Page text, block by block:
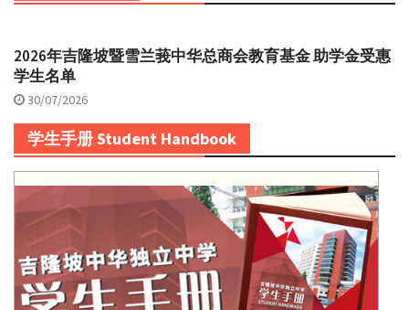
2026年吉隆坡暨雪兰莪中华总商会教育基金 助学金受惠
学生名单
30/07/2026
学生手册 Student Handbook